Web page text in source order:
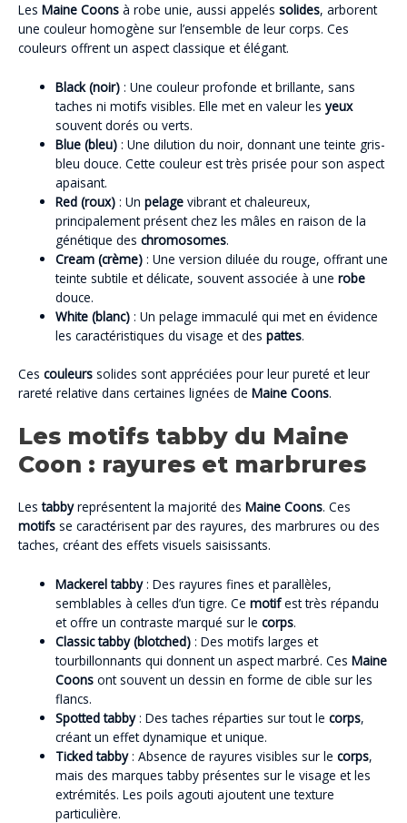
Les Maine Coons à robe unie, aussi appelés solides, arborent
une couleur homogène sur l’ensemble de leur corps. Ces
couleurs offrent un aspect classique et élégant.
Black (noir) : Une couleur profonde et brillante, sans
taches ni motifs visibles. Elle met en valeur lesyeux
souvent dorés ou verts.
Blue (bleu) : Une dilution du noir, donnant une teinte gris-
bleu douce. Cette couleur est très prisée pour son aspect
apaisant.
Red (roux) : Unpelage vibrant et chaleureux,
principalement présent chez les mâles en raison de la
génétique deschromosomes.
Cream (crème) : Une version diluée du rouge, offrant une
teinte subtile et délicate, souvent associée à unerobe
douce.
White (blanc) : Un pelage immaculé qui met en évidence
les caractéristiques du visage et despattes.
Ces couleurs solides sont appréciées pour leur pureté et leur
rareté relative dans certaines lignées de Maine Coons.
Les motifs tabby du Maine
Coon : rayures et marbrures
Lestabbyreprésentent la majorité des Maine Coons. Ces
motifs se caractérisent par des rayures, des marbrures ou des
taches, créant des effets visuels saisissants.
Mackerel tabby: Des rayures fines et parallèles,
semblables à celles d’un tigre. Cemotifest très répandu
et offre un contraste marqué sur lecorps.
Classic tabby (blotched) : Des motifs larges et
tourbillonnants qui donnent un aspect marbré. CesMaine
Coons ont souvent un dessin en forme de cible sur les
flancs.
Spotted tabby: Des taches réparties sur tout lecorps,
créant un effet dynamique et unique.
Ticked tabby: Absence de rayures visibles sur lecorps,
mais des marques tabby présentes sur le visage et les
extrémités. Les poils agouti ajoutent une texture
particulière.